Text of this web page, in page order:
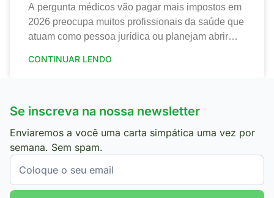
A pergunta médicos vão pagar mais impostos em
2026 preocupa muitos profissionais da saúde que
atuam como pessoa jurídica ou planejam abrir
mudanças
CONTINUAR LENDO
Se inscreva na nossa newsletter
Enviaremos a você uma carta simpática uma vez por
semana. Sem spam.